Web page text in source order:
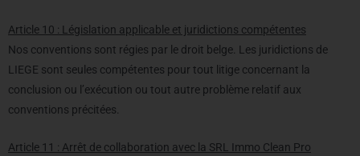
Article 10 : Législation applicable et juridictions compétentes
Nos conventions sont régies par le droit belge. Les juridictions de
LIEGE sont seules compétentes pour tout litige concernant la
conclusion ou l’exécution ou tout autre problème relatif aux
conventions précitées.
Article 11 : Arrêt de collaboration avec la SRL Immo Clean Pro